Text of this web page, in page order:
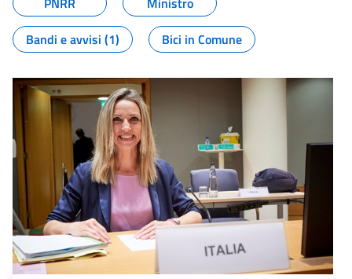
Bandi e avvisi (1)
Bici in Comune